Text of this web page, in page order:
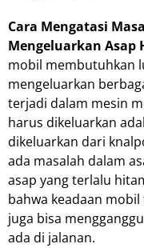
Cara Mengatasi
Mengeluarkan Asap
mobil membutuhkan
mengeluarkan
terjadi dalam mesin
harus dikeluarkan
dikeluarkan dari
ada masalah dalam
asap yang terlalu
bahwa keadaan
juga bisa
ada di jalanan.